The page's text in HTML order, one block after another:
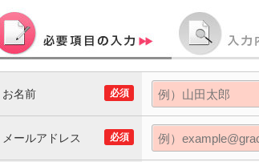
必須
お名前
必須
メールアドレス